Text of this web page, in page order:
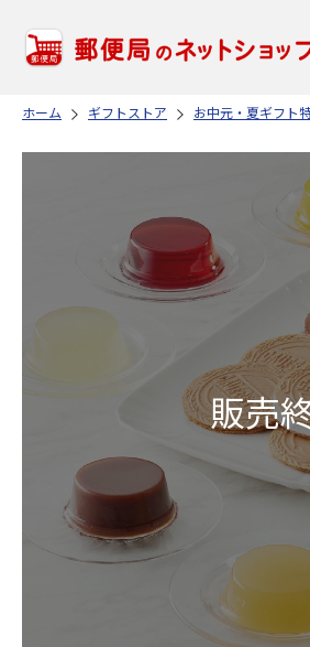
ホーム ギフトストア お中元・夏ギフト